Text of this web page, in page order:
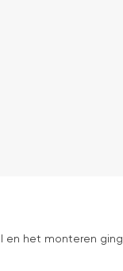
en het monteren ging